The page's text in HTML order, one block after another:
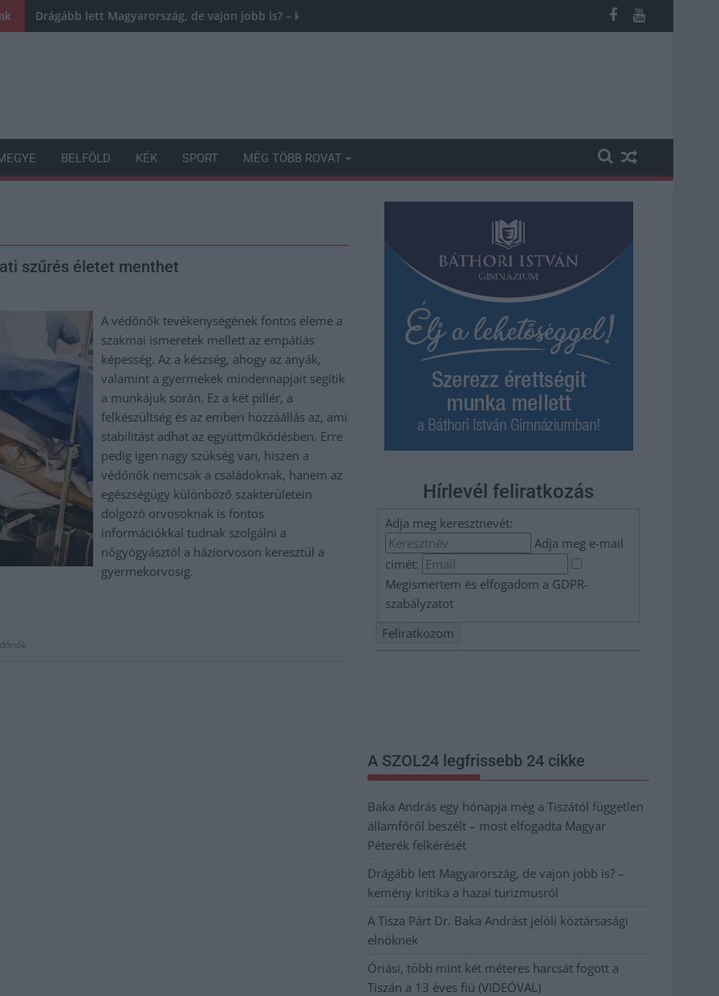
Drágább lett Magyarország, de vajon jobb is? – kemény kritika a hazai turizmusról
BELFÖLD KÉK SPORT MÉG TÖBB ROVAT
szűrés életet menthet
A védőnők tevékenységének fontos eleme a
szakmai ismeretek mellett az empátiás
képesség. Az a készség, ahogy az anyák,
valamint a gyermekek mindennapjait segítik
a munkájuk során. Ez a két pillér, a
felkészültség és az emberi hozzáállás az, ami
stabilitást adhat az együttműködésben. Erre
pedig igen nagy szükség van, hiszen a
védőnők nemcsak a családoknak, hanem az
egészségügy különböző szakterületein
dolgozó orvosoknak is fontos
információkkal tudnak szolgálni a
nőgyógyásztól a háziorvoson keresztül a
gyermekorvosig.
Hírlevél feliratkozás
Adja meg keresztnevét:
Adja meg e-mail
címét:
Megismertem és elfogadom a GDPR-
szabályzatot
A SZOL24 legfrissebb 24 cikke
Baka András egy hónapja még a Tiszától független
államfőről beszélt – most elfogadta Magyar
Péterék felkérését
Drágább lett Magyarország, de vajon jobb is? –
kemény kritika a hazai turizmusról
A Tisza Párt Dr. Baka Andrást jelöli köztársasági
elnöknek
Óriási, több mint két méteres harcsát fogott a
Tiszán a 13 éves fiú (VIDEÓVAL)